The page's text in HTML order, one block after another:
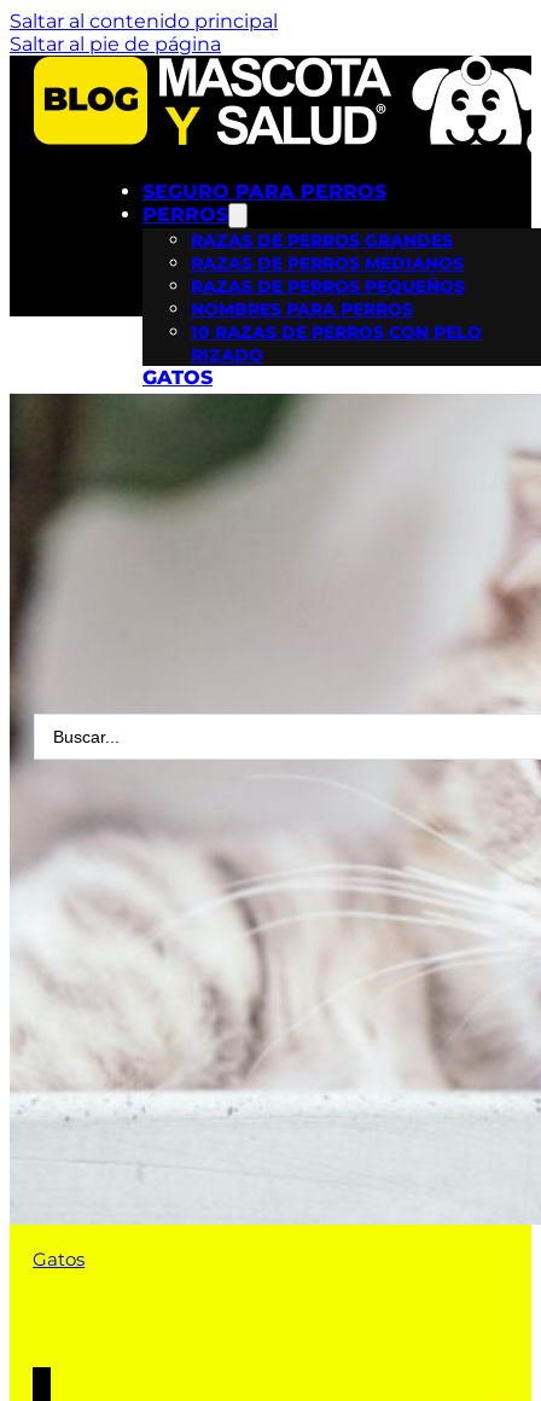
Saltar al contenido principal
Saltar al pie de página
SEGURO PARA PERROS
PERROS
RAZAS DE PERROS GRANDES
RAZAS DE PERROS MEDIANOS
RAZAS DE PERROS PEQUEÑOS
NOMBRES PARA PERROS
10 RAZAS DE PERROS CON PELO
RIZADO
GATOS
SEGURO PARA PERROS
PERROS
RAZAS DE PERROS PEQUEÑOS
10 RAZAS DE PERROS CON PELO
SEARCH
...
Gatos